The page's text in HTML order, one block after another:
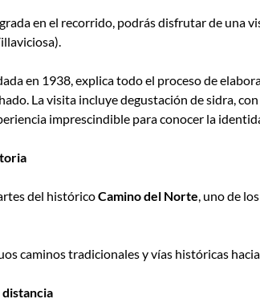
en el recorrido, podrás disfrutar de una
en 1938, explica todo el proceso de
La visita incluye degustación de sidra,
imprescindible para conocer la
del históricoCamino del Norte, uno de
caminos tradicionales y vías históricas
distancia